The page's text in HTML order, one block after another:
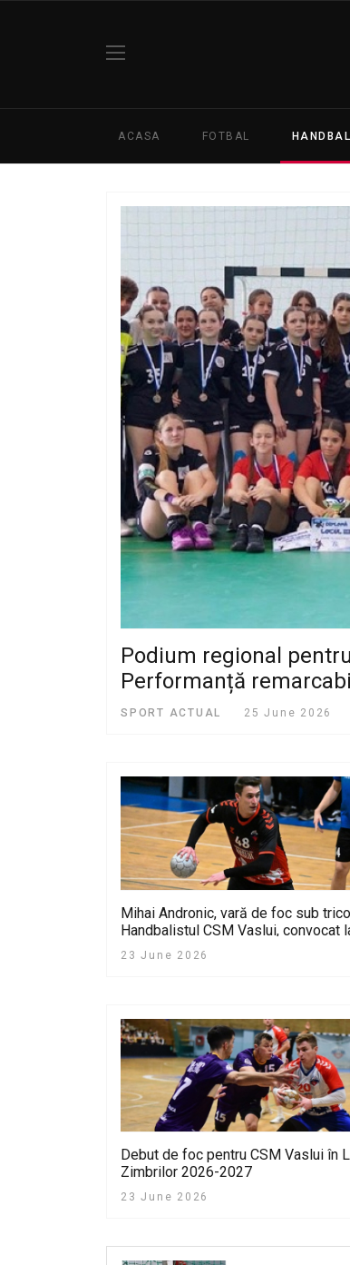
ACASA FOTBAL HANDBAL
Podium regional
Performanță
SPORT ACTUAL 25 June 2026
Mihai Andronic, vară de foc sub
Handbalistul CSM Vaslui, convocat
naționala U20 a României
23 June 2026
Debut de foc pentru CSM Vaslui în
Zimbrilor 2026-2027
23 June 2026